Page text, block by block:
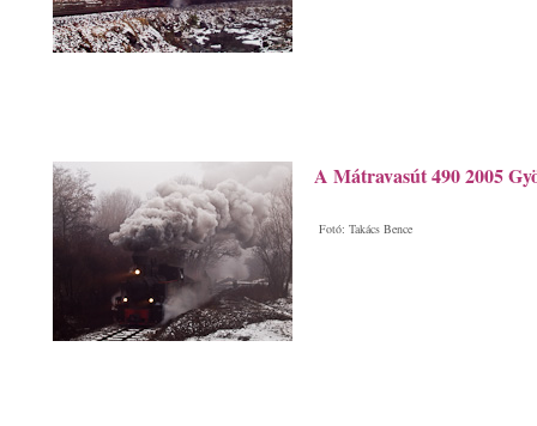
A Mátravasút 490 2005
Fotó: Takács Bence